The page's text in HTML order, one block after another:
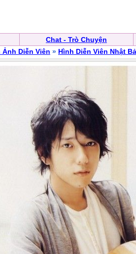
Chat - Trò Chuyện
Ảnh Diễn Viên » Hình Diễn Viên Nhật